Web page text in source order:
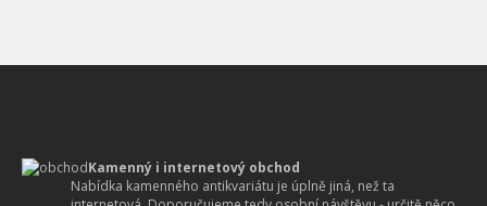
Kamenný i internetový obchod
Nabídka kamenného antikvariátu je úplně jiná, než ta